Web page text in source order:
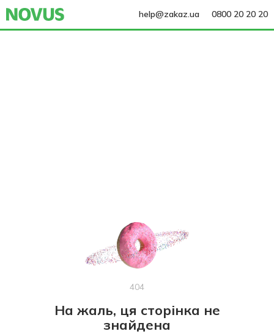
help@zakaz.ua 0800 20 20 20
404
На жаль, ця сторінка не
знайдена